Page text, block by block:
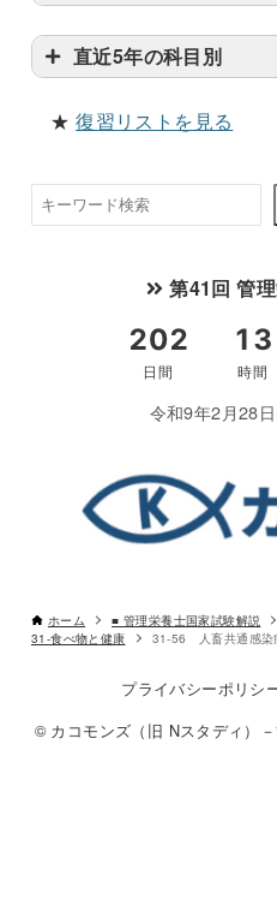
直近5年の科目別
★復習リストを見る
検
索
第41回 管
令和9年2月28
ホーム ■ 管理栄養士国家試験解説
31-食べ物と健康
31-56 人畜共通感染
プライバシーポリシ
© カコモンズ（旧 Nスタディ）